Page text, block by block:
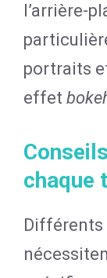
l’arrière-
portraits
effet
chaque
Différents